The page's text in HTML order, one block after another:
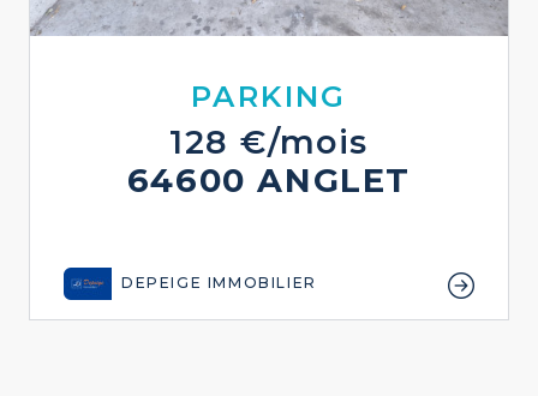
PARKING
128 €/mois
64600 ANGLET
DEPEIGE IMMOBILIER